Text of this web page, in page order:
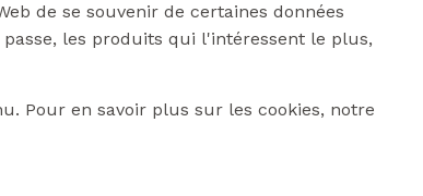
de se souvenir de certaines données
les produits qui l'intéressent le plus,
Pour en savoir plus sur les cookies, notre